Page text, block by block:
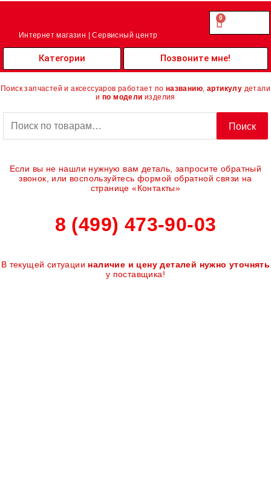
Перейти
Интернет магазин | Сервисный центр
0.00
0
Cart
Категории Позвоните мне!
Поиск запчастей и аксессуаров работает по названию артикулу детали
и по модели изделия
Поиск
Если вы не нашли нужную вам деталь, запросите обратный
звонок, или воспользуйтесь формой обратной связи на
странице «Контакты»
8 (499) 473-90-03
В текущей ситуации наличие и цену деталей нужно уточнять
у поставщика!